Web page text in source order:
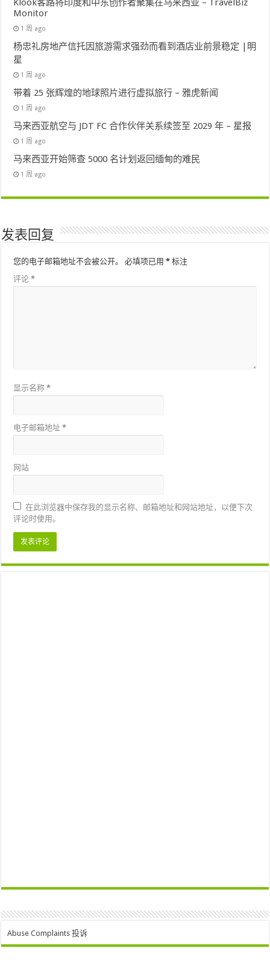
Klook客路将印度和中东创作者聚集在马来西亚 – TravelBiz
Monitor
1 周 ago
杨忠礼房地产信托因旅游需求强劲而看到酒店业前景稳定 |明
星
1 周 ago
带着 25 张辉煌的地球照片进行虚拟旅行 – 雅虎新闻
1 周 ago
马来西亚航空与 JDT FC 合作伙伴关系续签至 2029 年 – 星报
1 周 ago
马来西亚开始筛查 5000 名计划返回缅甸的难民
1 周 ago
发表回复
您的电子邮箱地址不会被公开。 必填项已用* 标注
评论*
显示名称*
电子邮箱地址*
网站
在此浏览器中保存我的显示名称、邮箱地址和网站地址，以便下次
评论时使用。
Abuse Complaints 投诉